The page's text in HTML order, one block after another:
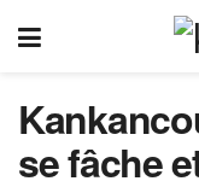
se fâche